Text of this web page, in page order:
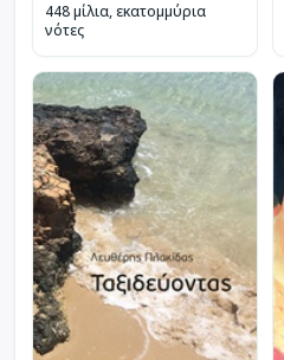
448 μίλια, εκατομμύρια
νότες